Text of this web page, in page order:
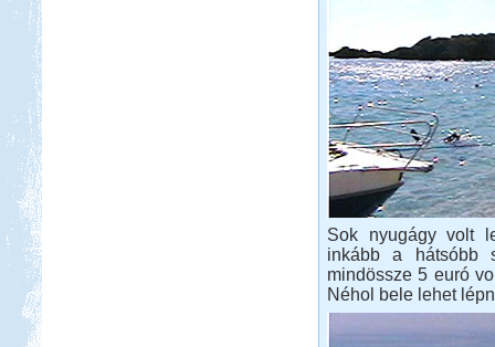
Sok nyugágy volt
inkább a hátsóbb
mindössze 5 euró
Néhol bele lehet